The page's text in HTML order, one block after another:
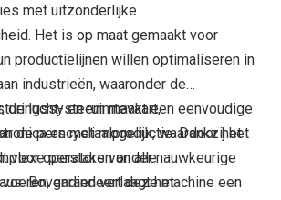
met uitzonderlijke
Het is op maat gemaakt voor
productielijnen willen optimaliseren in
industrieën, waaronder de
de lucht- en ruimtevaart,
en metaalproductie. Dankzij het
perstaken onder nauwkeurige
garandeert deze machine een
maakt een eenvoudige
de perscycli mogelijk, waardoor het
voor operators van alle
Bovendien verlaagt het